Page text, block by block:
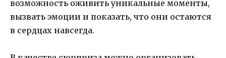
возможность оживить уникальные моменты,
вызвать эмоции и показать, что они остаются
в сердцах навсегда.